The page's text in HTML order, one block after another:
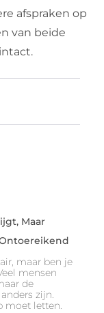
afspraken op
van beide
Maar
maar ben je
mensen
de
zijn.
moet letten.